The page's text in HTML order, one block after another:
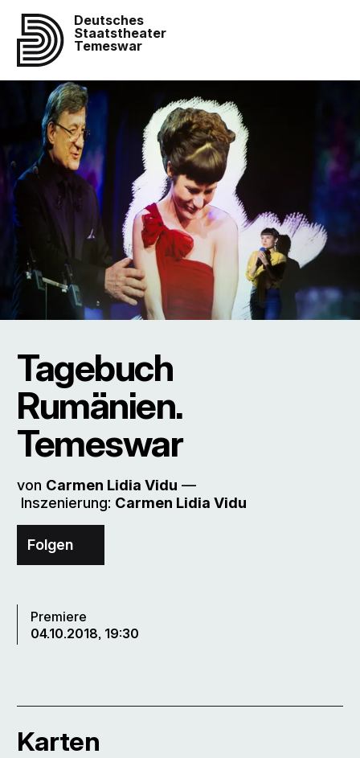
Deutsches
Staatstheater
Temeswar
Tagebuch
Rumänien.
Temeswar
von Carmen Lidia Vidu ––
Inszenierung: Carmen Lidia Vidu
Folgen
Premiere
04.10.2018, 19:30
Karten